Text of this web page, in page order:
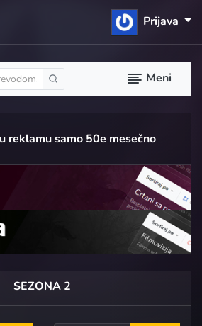
Prijava
Meni
reklamu samo 50e mesečno
SEZONA 2